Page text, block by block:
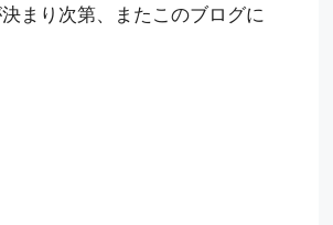
まり次第、またこのブログに